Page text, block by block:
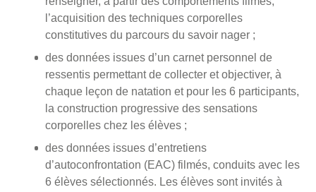
l’acquisition des techniques corporelles
constitutives du parcours du savoir nager ;
des données issues d’un carnet personnel de
ressentis permettant de collecter et objectiver, à
chaque leçon de natation et pour les 6 participants,
la construction progressive des sensations
corporelles chez les élèves ;
des données issues d’entretiens
d’autoconfrontation (EAC) filmés, conduits avec les
6 élèves sélectionnés. Les élèves sont invités à